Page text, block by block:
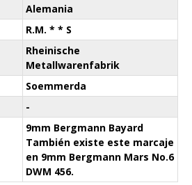
Alemania
R.M. * * S
Rheinische
Metallwarenfabrik
Soemmerda
-
9mm Bergmann Bayard
También existe este marcaje
en 9mm Bergmann Mars No.6
DWM 456.